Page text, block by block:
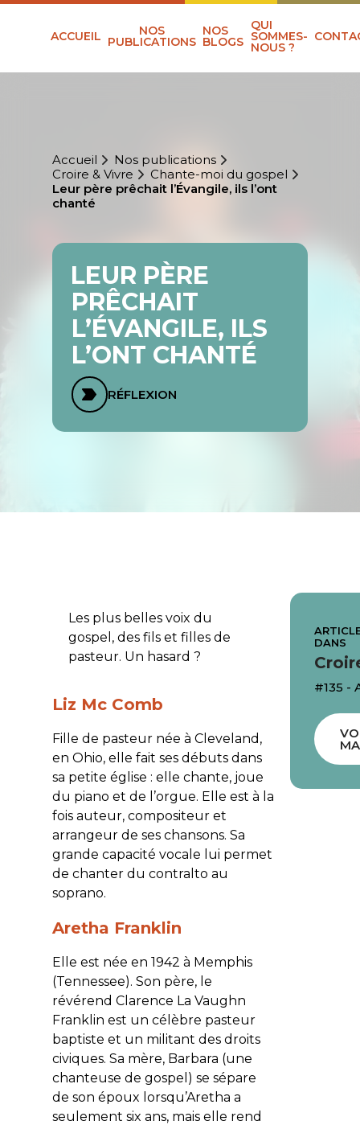
ACCUEIL NOS
PUBLICATIONS
NOS
BLOGS
QUI
SOMMES-
NOUS ?
Accueil
Nos publications
Croire & Vivre
Chante-moi du gospel
Leur père prêchait l’Évangile, ils l’ont
chanté
LEUR PÈRE
PRÊCHAIT
L’ÉVANGILE, ILS
L’ONT CHANTÉ
RÉFLEXION
Les plus belles voix du
gospel, des fils et filles de
pasteur. Un hasard ?
Liz Mc Comb
Fille de pasteur née à Cleveland,
en Ohio, elle fait ses débuts dans
sa petite église : elle chante, joue
du piano et de l’orgue. Elle est à la
fois auteur, compositeur et
arrangeur de ses chansons. Sa
grande capacité vocale lui permet
de chanter du contralto au
soprano.
Aretha Franklin
Elle est née en 1942 à Memphis
(Tennessee). Son père, le
révérend Clarence La Vaughn
Franklin est un célèbre pasteur
baptiste et un militant des droits
civiques. Sa mère, Barbara (une
chanteuse de gospel) se sépare
de son époux lorsqu’Aretha a
seulement six ans, mais elle rend
DANS
#135 -